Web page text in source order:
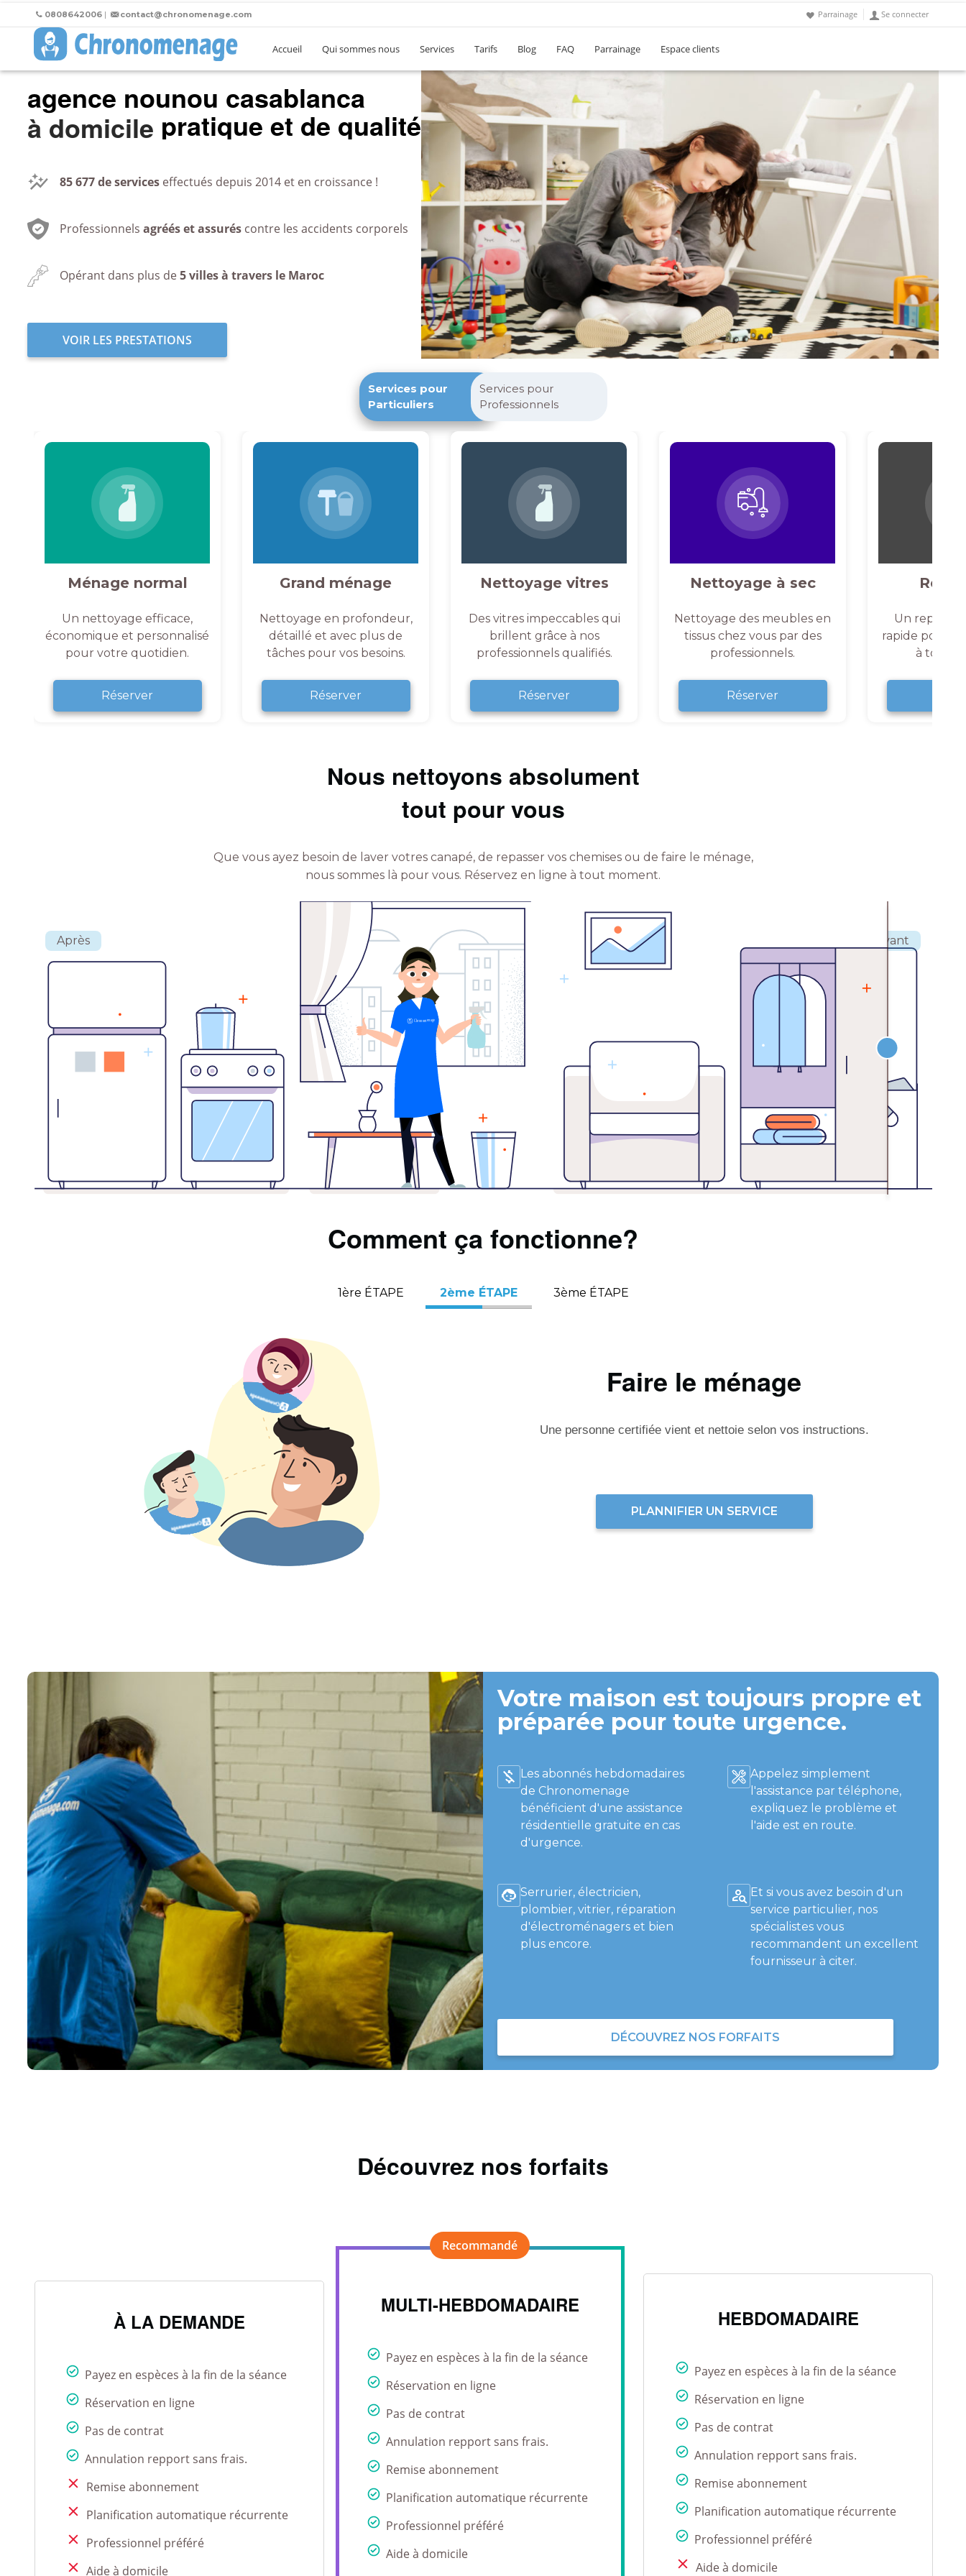
0808642006 | contact@chronomenage.com Parrainage Se connecter
Accueil Qui sommes nous Services Tarifs Blog FAQ Parrainage Espace clients
agence nounou casablanca
au bureaupratique et de qualité
85 677de services effectués depuis 2014 et en croissance !
Professionnels agréés et assurés contre les accidents corporels
Opérant dans plus de5 villes à travers le Maroc
VOIR LES PRESTATIONS
Services pour
Particuliers
Services pour
Professionnels
Ménage normal
Un nettoyage efficace,
économique et personnalisé
pour votre quotidien.
Réserver
Grand ménage
Nettoyage en profondeur,
détaillé et avec plus de
tâches pour vos besoins.
Réserver
Nettoyage vitres
Des vitres impeccables qui
brillent grâce à nos
professionnels qualifiés.
Réserver
Nettoyage à sec
Nettoyage des meubles en
tissus chez vous par des
professionnels.
Réserver
Un
rapide pour
à tout
Nous nettoyons absolument
tout pour vous
Que vous ayez besoin de laver votres canapé, de repasser vos chemises ou de faire le ménage,
nous sommes là pour vous. Réservez en ligne à tout moment.
Comment ça fonctionne?
1ère ÉTAPE 2ème ÉTAPE 3ème ÉTAPE
Faire le ménage
Une personne certifiée vient et nettoie selon vos instructions.
PLANNIFIER UN SERVICE
Votre maison est toujours propre et
préparée pour toute urgence.
Les abonnés hebdomadaires
de Chronomenage
bénéficient d'une assistance
résidentielle gratuite en cas
d'urgence.
Appelez simplement
l'assistance par téléphone,
expliquez le problème et
l'aide est en route.
Serrurier, électricien,
plombier, vitrier, réparation
d'électroménagers et bien
plus encore.
Et si vous avez besoin d'un
service particulier, nos
spécialistes vous
recommandent un excellent
fournisseur à citer.
DÉCOUVREZ NOS FORFAITS
Découvrez nos forfaits
HEBDOMADAIRE
Payez en espèces à la fin de la séance
Réservation en ligne
Pas de contrat
Annulation repport sans frais.
Remise abonnement
Planification automatique récurrente
Professionnel préféré
Aide à domicile
MULTI-HEBDOMADAIRE
Payez en espèces à la fin de la séance
Réservation en ligne
Pas de contrat
Annulation repport sans frais.
Remise abonnement
Planification automatique récurrente
Professionnel préféré
Aide à domicile
À LA DEMANDE
Payez en espèces à la fin de la séance
Réservation en ligne
Pas de contrat
Annulation repport sans frais.
Remise abonnement
Planification automatique récurrente
Professionnel préféré
Aide à domicile